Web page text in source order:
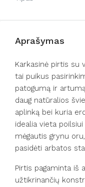
Aprašymas
Karkasinė pirtis su
tai puikus
patogumą ir
daug natūralios
aplinką bei kuria
idealia vieta
mėgautis grynu
pasidėti arbatos
Pirtis pagaminta iš
užtikrinančių